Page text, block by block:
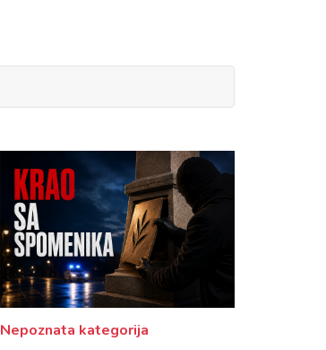
Nepoznata kategorija